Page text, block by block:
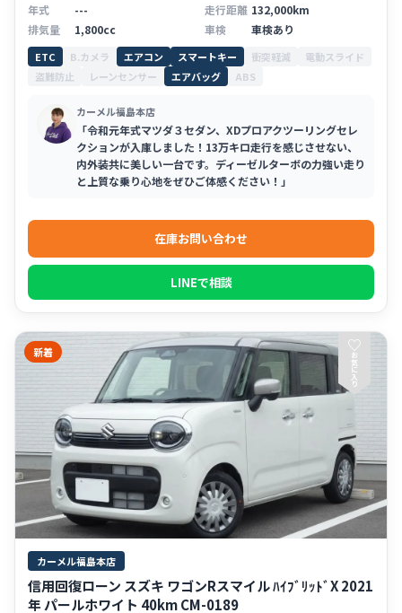
年式
--- 走行距離 132,000km
排気量
1,800cc 車検 車検あり
ETC B.カメラ エアコン スマートキー 衝突軽減
電動スライド
盗難防止
レーンセンサー エアバッグ ABS
カーメル福島本店
「令和元年式マツダ３セダン、XDプロアクツーリングセレ
クションが入庫しました！13万キロ走行を感じさせない、
内外装共に美しい一台です。ディーゼルターボの力強い走り
と上質な乗り心地をぜひご体感ください！」
在庫お問い合わせ
LINEで相談
新着 ♡
お
気
に
入
り
カーメル福島本店
信用回復ローン スズキ ワゴンRスマイル ﾊｲﾌﾞﾘｯﾄﾞX 2021
年 パールホワイト 40km CM-0189